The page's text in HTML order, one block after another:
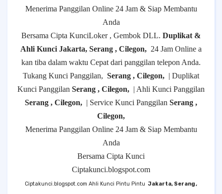
Menerima Panggilan Online 24 Jam & Siap Membantu
Anda
Bersama Cipta KunciLoker , Gembok DLL. Duplikat &
Ahli Kunci Jakarta, Serang , Cilegon, 24 Jam Online a
kan tiba dalam waktu Cepat dari panggilan telepon Anda.
Tukang Kunci Panggilan, Serang , Cilegon, | Duplikat
Kunci Panggilan Serang , Cilegon, | Ahli Kunci Panggilan
Serang , Cilegon, | Service Kunci Panggilan Serang ,
Cilegon,
Menerima Panggilan Online 24 Jam & Siap Membantu
Anda
Bersama Cipta Kunci
Ciptakunci.blogspot.com
Ciptakunci.blogspot.com Ahli Kunci Pintu PintuJakarta, Serang ,